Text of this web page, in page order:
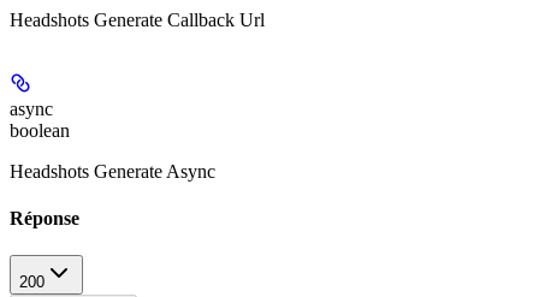
Headshots Generate Callback Url
async
boolean
Headshots Generate Async
Réponse
200